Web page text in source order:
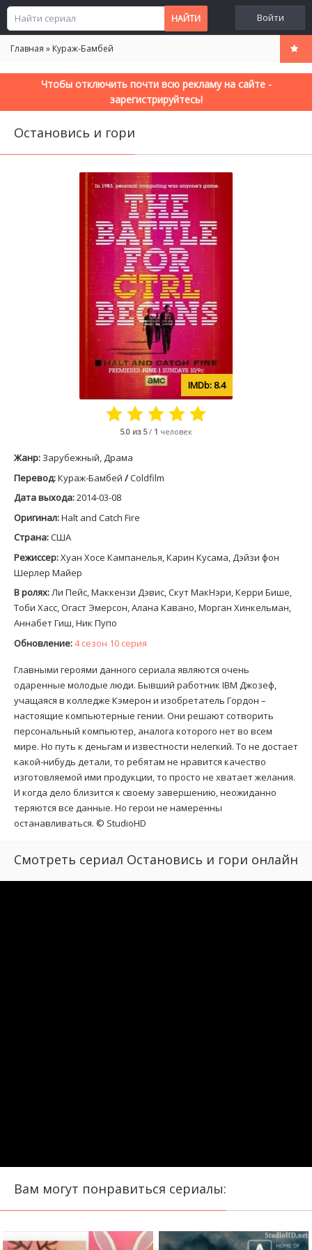
Войти
Главная » Кураж-Бамбей
Чтобы отключить почти всю рекламу на сайте -
зарегистрируйтесь!
Остановись и гори
8.4
5.0 из 5/ 1 человек
Жанр: Зарубежный, Драма
Перевод:Кураж-Бамбей /Coldfilm
Дата выхода:2014-03-08
Оригинал:Halt and Catch Fire
Страна:США
Режиссер:Хуан Хосе Кампанелья, Карин Кусама, Дэйзи фон
Шерлер Майер
В ролях:Ли Пейс, Маккензи Дэвис, Скут МакНэри, Керри Бише,
Тоби Хасс, Огаст Эмерсон, Алана Кавано, Морган Хинкельман,
Аннабет Гиш, Ник Пупо
Обновление:4 сезон 10 серия
Главными героями данного сериала являются очень
одаренные молодые люди. Бывший работник IBM Джозеф,
учащаяся в колледже Кэмерон и изобретатель Гордон –
настоящие компьютерные гении. Они решают сотворить
персональный компьютер, аналога которого нет во всем
мире. Но путь к деньгам и известности нелегкий. То не достает
какой-нибудь детали, то ребятам не нравится качество
изготовляемой ими продукции, то просто не хватает желания.
И когда дело близится к своему завершению, неожиданно
теряются все данные. Но герои не намеренны
останавливаться. © StudioHD
Смотреть сериал Остановись и гори онлайн
Вам могут понравиться сериалы: